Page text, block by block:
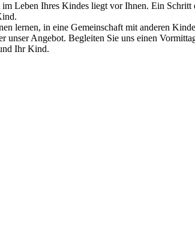
Leben Ihres Kindes liegt vor Ihnen. Ein Schritt
lernen, in eine Gemeinschaft mit anderen
unser Angebot. Begleiten Sie uns einen
Ihr Kind.